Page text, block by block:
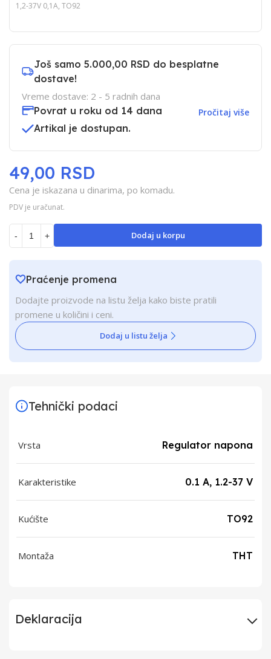
1,2-37V 0,1A, TO92
Još samo 5.000,00 RSD do besplatne
dostave!
Vreme dostave: 2 - 5 radnih dana
Povrat u roku od 14 dana
Pročitaj više
Artikal je dostupan.
Cena je iskazana u dinarima, po komadu.
PDV je uračunat.
49,00 RSD
- + Dodaj u korpu
Praćenje promena
Dodajte proizvode na listu želja kako biste pratili
promene u količini i ceni.
Dodaj u listu želja
Tehnički podaci
Vrsta Regulator napona
Karakteristike 0.1 A, 1.2-37 V
Kućište TO92
Montaža THT
Deklaracija